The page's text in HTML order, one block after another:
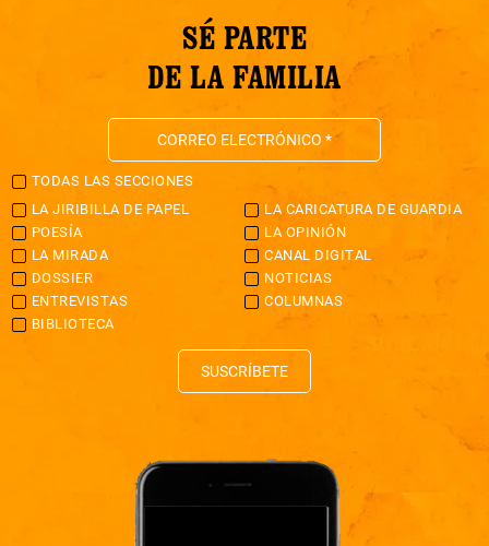
SÉ PARTE
DE LA FAMILIA
TODAS LAS SECCIONES
LA JIRIBILLA DE PAPEL
LA CARICATURA DE GUARDIA
POESÍA
LA OPINIÓN
LA MIRADA
CANAL DIGITAL
DOSSIER
NOTICIAS
ENTREVISTAS
COLUMNAS
BIBLIOTECA
SUSCRÍBETE